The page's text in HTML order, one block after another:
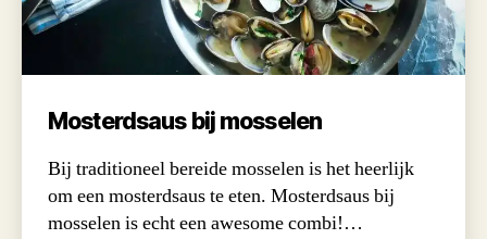
Mosterdsaus bij mosselen
Bij traditioneel bereide mosselen is het heerlijk
om een mosterdsaus te eten. Mosterdsaus bij
mosselen is echt een awesome combi!…